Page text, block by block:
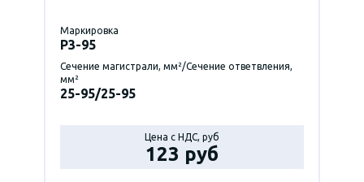
Маркировка
P3-95
Сечение магистрали, мм²/Сечение ответвления,
мм²
25-95/25-95
Цена с НДС, руб
123 руб